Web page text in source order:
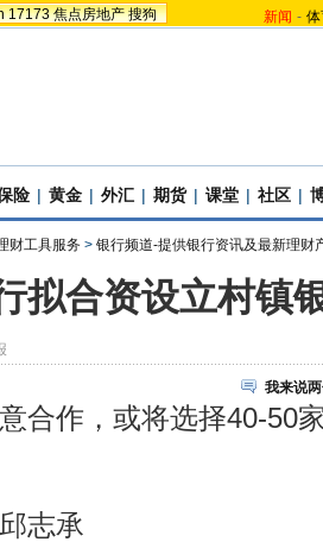
17173 焦点房地产 搜狗 新闻 -
险 | 黄金 | 外汇 | 期货 | 课堂 | 社区 |
财工具服务 > 银行频道-提供银行资讯及最新理财
拟合资设立村镇
我来说
作，或将选择40-50
志承